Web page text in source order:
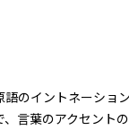
のイントネーショ
言葉のアクセント